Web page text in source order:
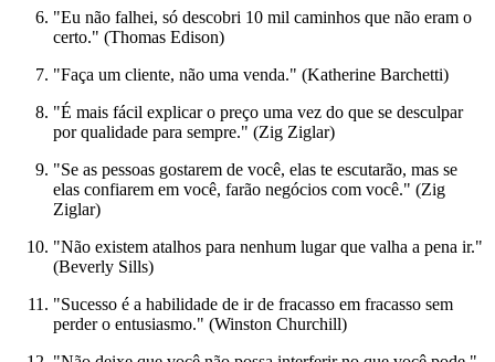
"Eu não falhei, só descobri 10 mil caminhos que não eram o
certo." (Thomas Edison)
"Faça um cliente, não uma venda." (Katherine Barchetti)
"É mais fácil explicar o preço uma vez do que se desculpar
por qualidade para sempre." (Zig Ziglar)
"Se as pessoas gostarem de você, elas te escutarão, mas se
elas confiarem em você, farão negócios com você." (Zig
Ziglar)
"Não existem atalhos para nenhum lugar que valha a pena ir."
(Beverly Sills)
"Sucesso é a habilidade de ir de fracasso em fracasso sem
perder o entusiasmo." (Winston Churchill)